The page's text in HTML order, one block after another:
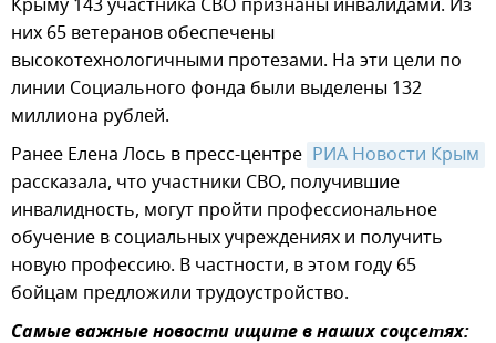
Крыму 143 участника СВО признаны инвалидами. Из
них 65 ветеранов обеспечены
высокотехнологичными протезами. На эти цели по
линии Социального фонда были выделены 132
миллиона рублей.
Ранее Елена Лось в пресс-центре РИА Новости Крым
рассказала, что участники СВО, получившие
инвалидность, могут пройти профессиональное
обучение в социальных учреждениях и получить
новую профессию. В частности, в этом году 65
бойцам предложили трудоустройство.
Самые важные новости ищите в наших соцсетях: